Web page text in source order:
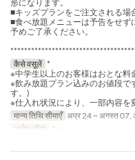
形になります。
■キッズプランをご注文される場
■食べ放題メニューは予告をせず
予めご了承ください。
कैसे वसूलें *
※中学生以上のお客様はおとな料
※飲み放題プラン込みのお値段で
す。)
※仕入れ状況により、一部内容を
मान्य तिथि सीमाएँ अप्र 24 ~ अगस्त 07,
आदेश सीमा 2 ~